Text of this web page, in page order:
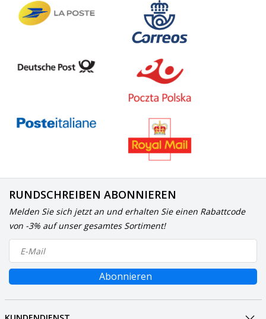
RUNDSCHREIBEN ABONNIEREN
Melden Sie sich jetzt an und erhalten Sie einen Rabattcode
von -3% auf unser gesamtes Sortiment!
Abonnieren